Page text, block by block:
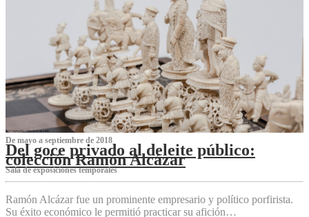
De mayo a septiembre de 2018
Del goce privado al deleite público:
colección Ramón Alcázar
Sala de exposiciones temporales
Ramón Alcázar fue un prominente empresario y político porfirista.
Su éxito económico le permitió practicar su afición…